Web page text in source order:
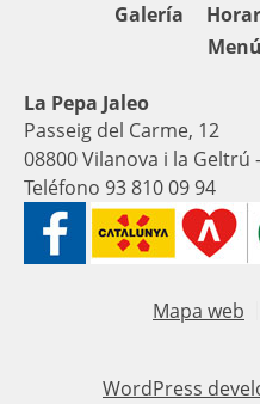
Galería
La Pepa Jaleo
Passeig del Carme, 12
08800 Vilanova i la Geltrú
Teléfono 93 810 09 94
Mapa web
WordPress